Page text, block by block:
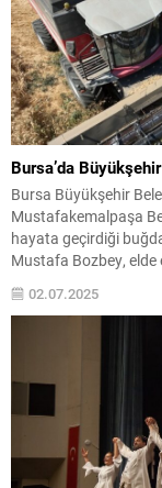
Bursa’da
Bursa Büyükşehir
Mustafakemalpaşa
hayata geçirdiği
Mustafa Bozbey, elde
açıkladı. Bursa’da
temininden ekipman
02.07.2025